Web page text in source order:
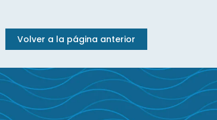
Volver a la página anterior